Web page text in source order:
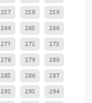
257 258 259
264 265 266
271 272 273
278 279 280
285 286 287
292 293 294